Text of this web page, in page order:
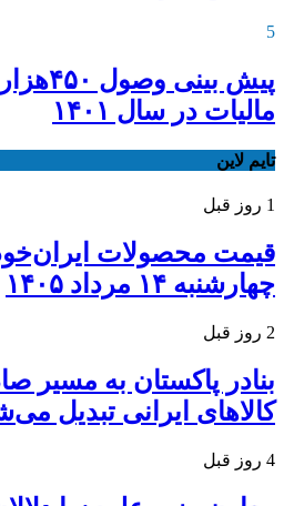
5
پیش
مالیات در سال ۱۴۰۱
تایم لاین
1 روز قبل
قیمت محصولات
چهارشنبه ۱۴ مرداد ۱۴۰۵
2 روز قبل
بنادر پاکستان به مسیر
کالاهای ایرانی تبدیل
4 روز قبل